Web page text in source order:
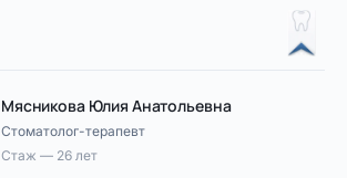
Мясникова Юлия Анатольевна
Стоматолог-терапевт
Стаж — 26 лет